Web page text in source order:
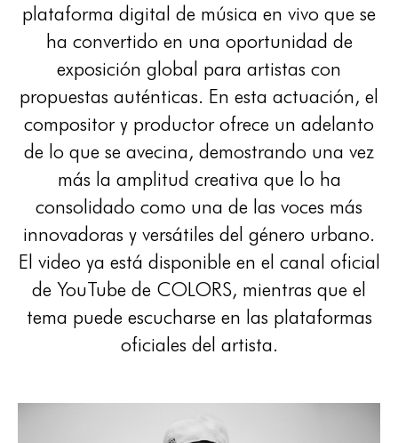
plataforma digital de música en vivo que se
ha convertido en una oportunidad de
exposición global para artistas con
propuestas auténticas. En esta actuación, el
compositor y productor ofrece un adelanto
de lo que se avecina, demostrando una vez
más la amplitud creativa que lo ha
consolidado como una de las voces más
innovadoras y versátiles del género urbano.
El video ya está disponible en el canal oficial
de YouTube de COLORS, mientras que el
tema puede escucharse en las plataformas
oficiales del artista.